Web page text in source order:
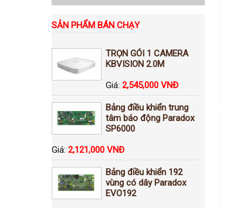
SẢN PHẨM BÁN CHẠY
TRỌN GÓI 1 CAMERA
KBVISION 2.0M
Giá: 2,545,000 VNĐ
Bảng điều khiển trung
tâm báo động Paradox
SP6000
Giá: 2,121,000 VNĐ
Bảng điều khiển 192
vùng có dây Paradox
EVO192